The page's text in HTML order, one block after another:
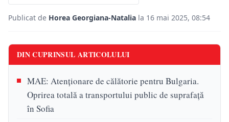
Publicat de Horea Georgiana-Natalia la 16 mai 2025, 08:54
DIN CUPRINSUL ARTICOLULUI
MAE: Atenționare de călătorie pentru Bulgaria.
Oprirea totală a transportului public de suprafaţă
în Sofia